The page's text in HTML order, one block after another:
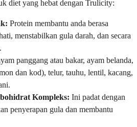
diet yang hebat dengan Trulicity:
Protein membantu anda berasa
menstabilkan gula darah, dan secara
panggang atau bakar, ayam belanda,
dan kod), telur, tauhu, lentil, kacang,
Kompleks: Ini padat dengan
penyerapan gula dan membantu